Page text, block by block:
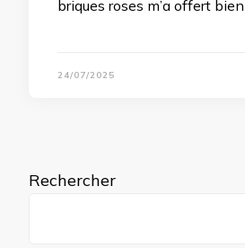
briques roses m’a offert
24/07/2025
Rechercher